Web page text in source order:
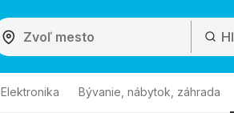
Elektronika Bývanie, nábytok, záhrada